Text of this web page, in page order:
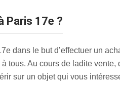
Paris 17e ?
dans le but d’effectuer un
tous. Au cours de ladite
sur un objet qui vous